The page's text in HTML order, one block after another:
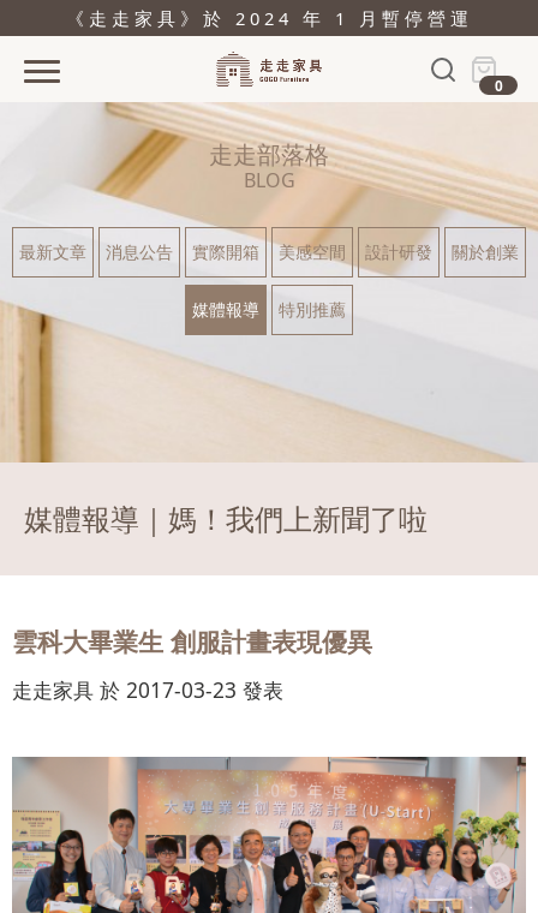
《走走家具》於 2024 年 1 月暫停營運
0
產品
關於
據點
結帳
會員登入
走走部落格
BLOG
最新文章 消息公告 實際開箱 美感空間 設計研發 關於創業
媒體報導 特別推薦
媒體報導｜媽！我們上新聞了啦
雲科大畢業生 創服計畫表現優異
走走家具 於 2017-03-23 發表